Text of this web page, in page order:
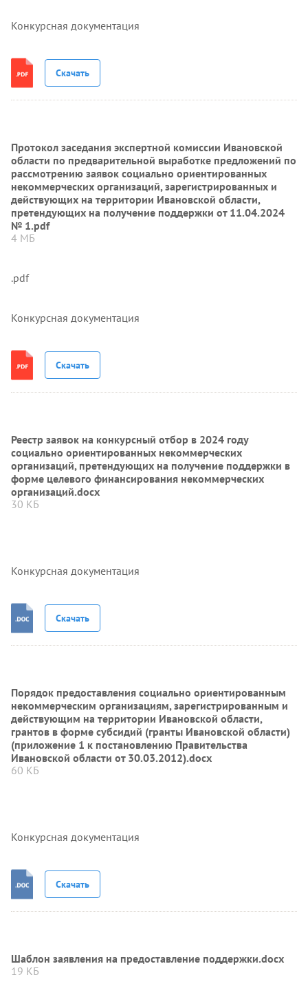
Конкурсная документация
Скачать
Протокол заседания экспертной комиссии Ивановской
области по предварительной выработке предложений по
рассмотрению заявок социально ориентированных
некоммерческих организаций, зарегистрированных и
действующих на территории Ивановской области,
претендующих на получение поддержки от 11.04.2024
№ 1.pdf
4 МБ
.pdf
Конкурсная документация
Скачать
Реестр заявок на конкурсный отбор в 2024 году
социально ориентированных некоммерческих
организаций, претендующих на получение поддержки в
форме целевого финансирования некоммерческих
организаций.docx
30 КБ
Конкурсная документация
Скачать
Порядок предоставления социально ориентированным
некоммерческим организациям, зарегистрированным и
действующим на территории Ивановской области,
грантов в форме субсидий (гранты Ивановской области)
(приложение 1 к постановлению Правительства
Ивановской области от 30.03.2012).docx
60 КБ
Конкурсная документация
Скачать
Шаблон заявления на предоставление поддержки.docx
19 КБ